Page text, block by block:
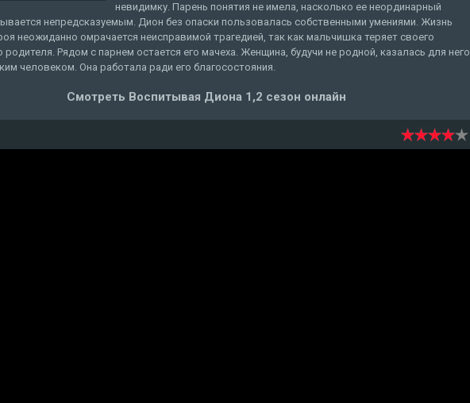
невидимку. Парень понятия не имела, насколько ее неординарный
непредсказуемым. Дион без опаски пользовалась собственными умениями. Жизнь
неожиданно омрачается неисправимой трагедией, так как мальчишка теряет своего
родителя. Рядом с парнем остается его мачеха. Женщина, будучи не родной, казалась для него
человеком. Она работала ради его благосостояния.
Смотреть Воспитывая Диона 1,2 сезон онлайн